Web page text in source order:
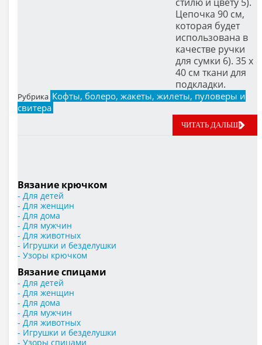
Цепочка 90 см,
которая будет
использована в
качестве ручки
для сумки 6). 35 х
40 см ткани для
подкладки.
Рубрика Кофты, болеро, жакеты, жилеты, пуловеры и
свитера
ЧИТАТЬ ДАЛЬШЕ
Вязание крючком
- Для детей
- Для женщин
- Для дома
- Для мужчин
- Для животных
- Игрушки и безделушки
- Узоры крючком
Вязание спицами
- Для детей
- Для женщин
- Для дома
- Для мужчин
- Для животных
- Игрушки и безделушки
- Узоры спицами